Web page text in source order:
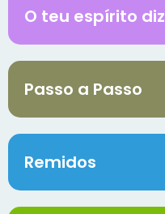
O teu espírito diz
Passo a Passo
Remidos